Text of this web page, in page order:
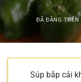
ĐÃ ĐĂNG TRÊN
Súp bắp cải